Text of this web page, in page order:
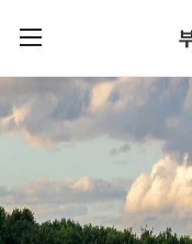
로그인
회원가입
부민병원그룹소개
비전과
부민스토리
이사장소개
부민병원그룹소식
사회공헌
후원안내
병원/
센터